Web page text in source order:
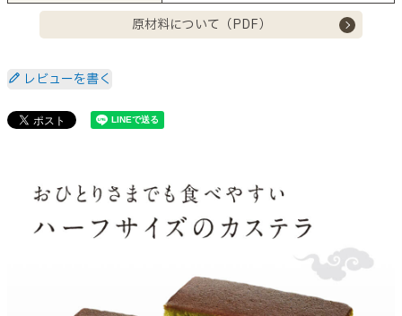
原材料について（PDF）
レビューを書く